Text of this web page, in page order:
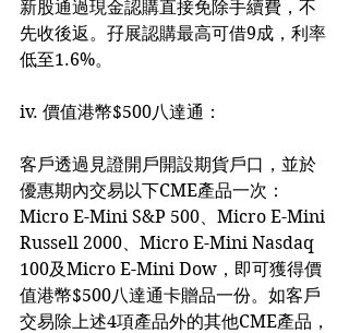
新股通過現金認購直接免除手續費，不
先收後返。孖展認購最高可借9成，利率
低至1.6%。
iv. 價值港幣$500八達通：
客戶透過見證開戶開設期貨戶口，並於
優惠期內交易以下CME產品一次：
Micro E-Mini S&P 500、Micro E-Mini
Russell 2000、Micro E-Mini Nasdaq
100及Micro E-Mini Dow，即可獲得價
值港幣$500八達通卡贈品一份。如客戶
交易除上述4項產品外的其他CME產品，